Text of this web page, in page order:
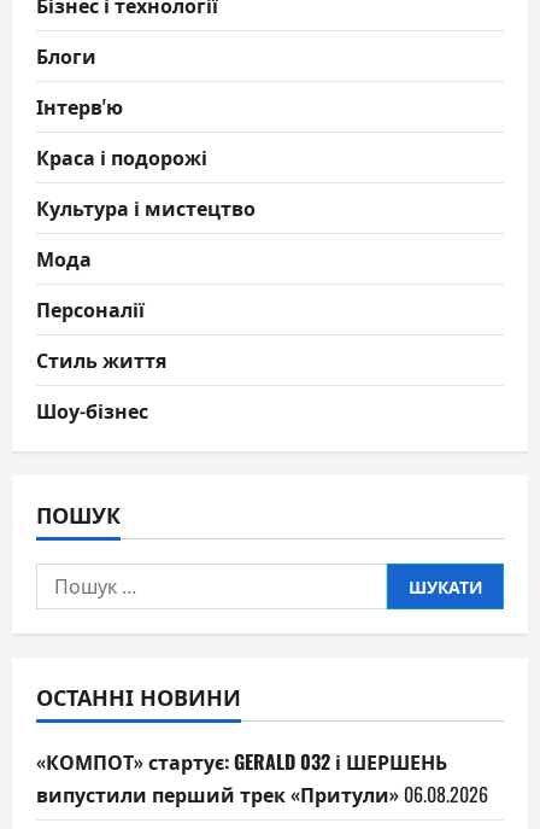
Блоги
Інтерв'ю
Краса і подорожі
Культура і мистецтво
Мода
Персоналії
Стиль життя
Шоу-бізнес
ПОШУК
Пошук:
ОСТАННІ НОВИНИ
«КОМПОТ» стартує: GERALD 032 і ШЕРШЕНЬ
випустили перший трек «Притули» 06.08.2026